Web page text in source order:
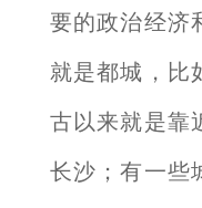
要的政治经济
就是都城，比
古以来就是靠
长沙；有一些